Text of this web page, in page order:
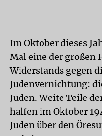
Im Oktober dieses
Mal eine der großen
Widerstands gegen
Judenvernichtung:
Juden. Weite Teile
halfen im Oktober
Juden über den